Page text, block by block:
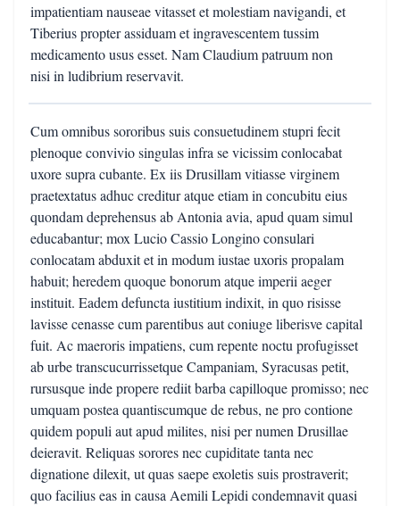
impatientiam nauseae vitasset et molestiam navigandi, et
Tiberius propter assiduam et ingravescentem tussim
medicamento usus esset. Nam Claudium patruum non
nisi in ludibrium reservavit.
Cum omnibus sororibus suis consuetudinem stupri fecit
plenoque convivio singulas infra se vicissim conlocabat
uxore supra cubante. Ex iis Drusillam vitiasse virginem
praetextatus adhuc creditur atque etiam in concubitu eius
quondam deprehensus ab Antonia avia, apud quam simul
educabantur; mox Lucio Cassio Longino consulari
conlocatam abduxit et in modum iustae uxoris propalam
habuit; heredem quoque bonorum atque imperii aeger
instituit. Eadem defuncta iustitium indixit, in quo risisse
lavisse cenasse cum parentibus aut coniuge liberisve capital
fuit. Ac maeroris impatiens, cum repente noctu profugisset
ab urbe transcucurrissetque Campaniam, Syracusas petit,
rursusque inde propere rediit barba capilloque promisso; nec
umquam postea quantiscumque de rebus, ne pro contione
quidem populi aut apud milites, nisi per numen Drusillae
deieravit. Reliquas sorores nec cupiditate tanta nec
dignatione dilexit, ut quas saepe exoletis suis prostraverit;
quo facilius eas in causa Aemili Lepidi condemnavit quasi